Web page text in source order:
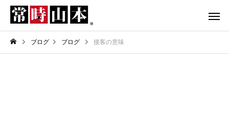
ブログ ブログ 接客の意味